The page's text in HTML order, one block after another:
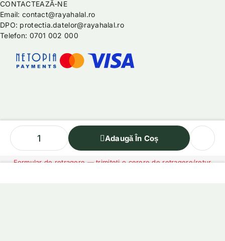
Adaugă În Coș
CONTACTEAZĂ-NE
Email: contact@rayahalal.ro
DPO: protectia.datelor@rayahalal.ro
Telefon: 0701 002 000
Formular de retragere — trimiteți o cerere de retragere/retur